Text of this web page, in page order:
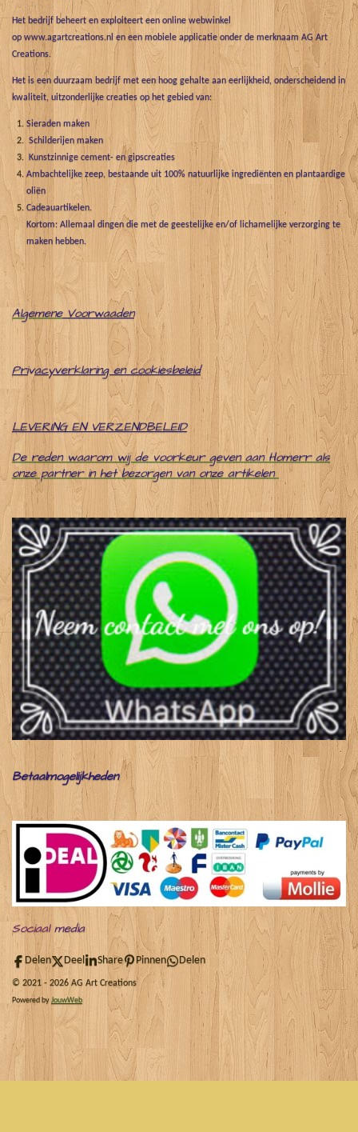
Het bedrijf beheert en exploiteert een online webwinkel
op www.agartcreations.nl en een mobiele applicatie onder de merknaam AG Art
Creations.
Het is een duurzaam bedrijf met een hoog gehalte aan eerlijkheid, onderscheidend in
kwaliteit, uitzonderlijke creaties op het gebied van:
Sieraden maken
Schilderijen maken
Kunstzinnige cement- en gipscreaties
Ambachtelijke zeep, bestaande uit 100% natuurlijke ingrediënten en plantaardige
oliën
Cadeauartikelen.
Kortom: Allemaal dingen die met de geestelijke en/of lichamelijke verzorging te
maken hebben.
Algemene Voorwaaden
Privacyverklaring en cookiesbeleid
LEVERING EN VERZENDBELEID
De reden waarom wij de voorkeur geven aan Homerr als
onze partner in het bezorgen van onze artikelen
Betaalmogelijkheden
Sociaalmedia
Delen Deel Share Pinnen Delen
© 2021 - 2026 AG Art Creations
Powered byJouwWeb